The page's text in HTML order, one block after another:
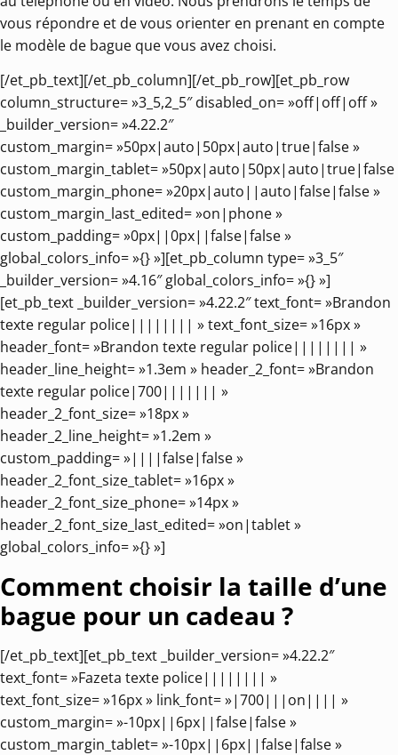
vous répondre et de vous orienter en prenant en compte
le modèle de bague que vous avez choisi.
[/et_pb_text][/et_pb_column][/et_pb_row][et_pb_row
column_structure= »3_5,2_5″ disabled_on= »off|off|off »
_builder_version= »4.22.2″
custom_margin= »50px|auto|50px|auto|true|false »
custom_margin_tablet= »50px|auto|50px|auto|true|false
custom_margin_phone= »20px|auto||auto|false|false »
custom_margin_last_edited= »on|phone »
custom_padding= »0px||0px||false|false »
global_colors_info= »{} »][et_pb_column type= »3_5″
_builder_version= »4.16″ global_colors_info= »{} »]
[et_pb_text _builder_version= »4.22.2″ text_font= »Brandon
texte regular police|||||||| » text_font_size= »16px »
header_font= »Brandon texte regular police|||||||| »
header_line_height= »1.3em » header_2_font= »Brandon
texte regular police|700||||||| »
header_2_font_size= »18px »
header_2_line_height= »1.2em »
custom_padding= »||||false|false »
header_2_font_size_tablet= »16px »
header_2_font_size_phone= »14px »
header_2_font_size_last_edited= »on|tablet »
global_colors_info= »{} »]
Comment choisir la taille d’une
bague pour un cadeau ?
[/et_pb_text][et_pb_text _builder_version= »4.22.2″
text_font= »Fazeta texte police|||||||| »
text_font_size= »16px » link_font= »|700|||on|||| »
custom_margin= »-10px||6px||false|false »
custom_margin_tablet= »-10px||6px||false|false »